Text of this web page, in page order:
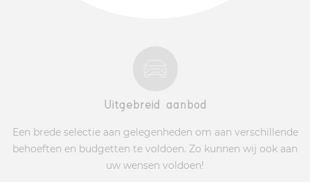
Uitgebreid aanbod
Een brede selectie aan gelegenheden om aan verschillende
behoeften en budgetten te voldoen. Zo kunnen wij ook aan
uw wensen voldoen!